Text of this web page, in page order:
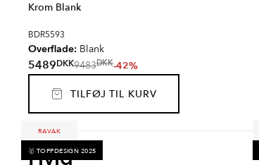
Krom Blank
BDR5593
Overflade: Blank
5489DKK9483DKK-42%
TILFØJ TIL KURV
Hvid
RAVAK
🥇 TOPPDESIGN 2025